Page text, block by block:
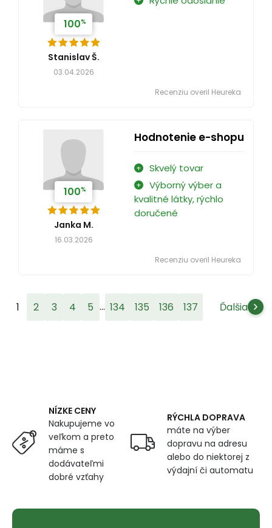
100%
Stanislav Š.
03.04.2026
Recenziu overil Heureka
100%
Janka M.
16.03.2026
Hodnotenie e-shopu
Skvelý tovar
Výborný výber a
kvalitné látky, rýchlo
doručené
Recenziu overil Heureka
1 2 3 4 5 ... 134 135 136 137 Ďalšia
NÍZKE CENY
Nakupujeme vo
veľkom a preto
máme s
dodávateľmi
dobré vzťahy
RÝCHLA DOPRAVA
máte na výber
dopravu na adresu
alebo do niektorej z
výdajní či automatu